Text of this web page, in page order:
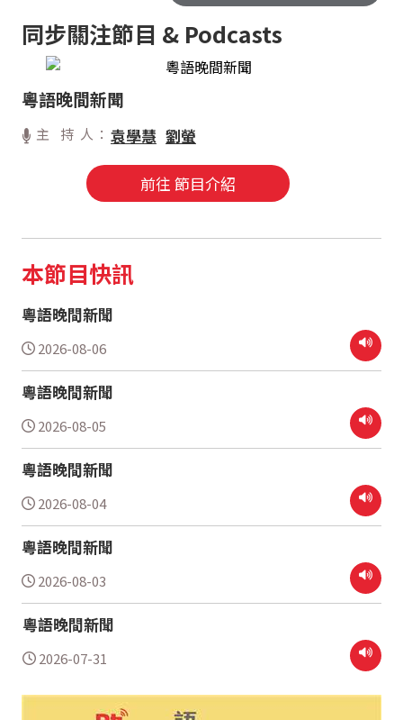
同步關注節目 & Podcasts
粵語晚間新聞
主 持 人： 袁學慧 劉螢
前往 節目介紹
本節目快訊
粵語晚間新聞
2026-08-06
粵語晚間新聞
2026-08-05
粵語晚間新聞
2026-08-04
粵語晚間新聞
2026-08-03
粵語晚間新聞
2026-07-31